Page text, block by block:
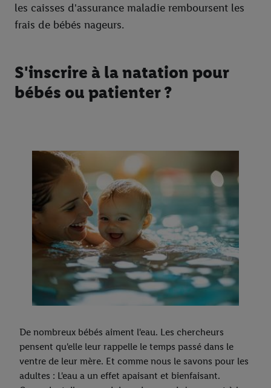
les caisses d'assurance maladie remboursent les
frais de bébés nageurs.
S'inscrire à la natation pour
bébés ou patienter ?
De nombreux bébés aiment l'eau. Les chercheurs
pensent qu'elle leur rappelle le temps passé dans le
ventre de leur mère. Et comme nous le savons pour les
adultes : L'eau a un effet apaisant et bienfaisant.